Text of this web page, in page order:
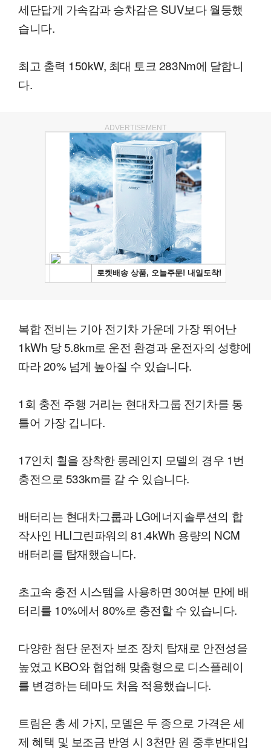
세단답게 가속감과 승차감은 SUV보다 월등했
습니다.
최고 출력 150kW, 최대 토크 283Nm에 달합니
다.
ADVERTISEMENT
복합 전비는 기아 전기차 가운데 가장 뛰어난
1kWh 당 5.8km로 운전 환경과 운전자의 성향에
따라 20% 넘게 높아질 수 있습니다.
1회 충전 주행 거리는 현대차그룹 전기차를 통
틀어 가장 깁니다.
17인치 휠을 장착한 롱레인지 모델의 경우 1번
충전으로 533km를 갈 수 있습니다.
배터리는 현대차그룹과 LG에너지솔루션의 합
작사인 HLI그린파워의 81.4kWh 용량의 NCM
배터리를 탑재했습니다.
초고속 충전 시스템을 사용하면 30여분 만에 배
터리를 10%에서 80%로 충전할 수 있습니다.
다양한 첨단 운전자 보조 장치 탑재로 안전성을
높였고 KBO와 협업해 맞춤형으로 디스플레이
를 변경하는 테마도 처음 적용했습니다.
트림은 총 세 가지, 모델은 두 종으로 가격은 세
제 혜택 및 보조금 반영 시 3천만 원 중후반대입